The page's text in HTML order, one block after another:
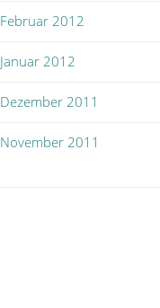
Februar 2012
Januar 2012
Dezember 2011
November 2011